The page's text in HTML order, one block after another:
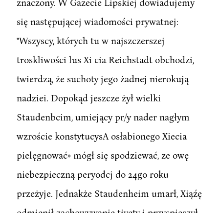
się następującej wiadomości prywatnej:
"Wszyscy, których tu w najszczerszej
troskliwości lus Xi cia Reichstadt obchodzi,
twierdzą, że suchoty jego żadnej nierokują
nadziei. Dopokąd jeszcze żył wielki
Staudenbcim, umiejący pr/y nader nagłym
wzroście konstytucysA osłabionego Xiecia
pielęgnować» mógł się spodziewać, ze owę
niebezpieczną peryodcj do 24go roku
przeżyje. Jednakże Staudenheim umarł, Xiąźę